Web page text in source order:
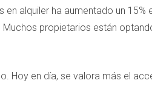
alquiler ha aumentado un
propietarios están
Hoy en día, se valora más el